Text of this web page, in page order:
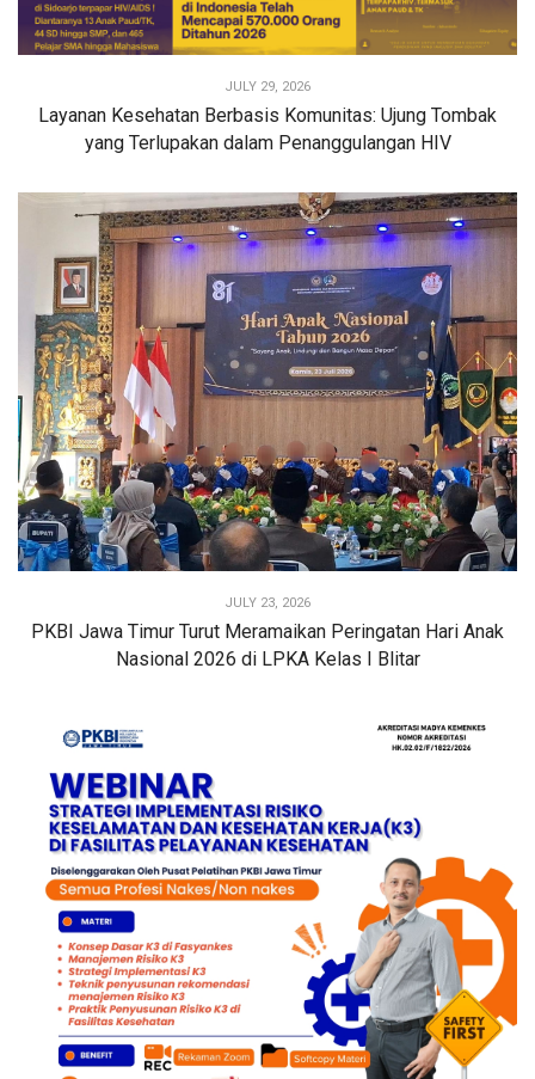
JULY 29, 2026
Layanan Kesehatan Berbasis Komunitas: Ujung Tombak
yang Terlupakan dalam Penanggulangan HIV
JULY 23, 2026
PKBI Jawa Timur Turut Meramaikan Peringatan Hari Anak
Nasional 2026 di LPKA Kelas I Blitar